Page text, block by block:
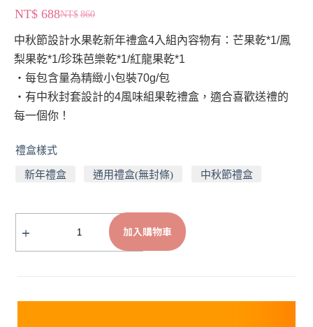
NT$ 860
NT$ 688
中秋節設計水果乾新年禮盒4入組內容物有：芒果乾*1/鳳
梨果乾*1/珍珠芭樂乾*1/紅龍果乾*1
・每包含量為精緻小包裝70g/包
・有中秋封套設計的4風味組果乾禮盒，適合喜歡送禮的
每一個你！
禮盒樣式
新年禮盒 通用禮盒(無封條) 中秋節禮盒
加入購物車